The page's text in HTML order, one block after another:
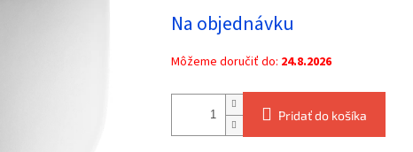
cena:
Na objednávku
Môžeme doručiť do: 24.8.2026
Pridať do košíka